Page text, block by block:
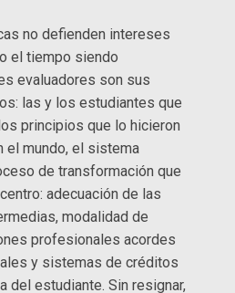
no defienden intereses
el tiempo siendo
evaluadores son sus
las y los estudiantes que
principios que lo hicieron
el mundo, el sistema
de transformación que
adecuación de las
modalidad de
profesionales acordes
y sistemas de créditos
del estudiante. Sin resignar,